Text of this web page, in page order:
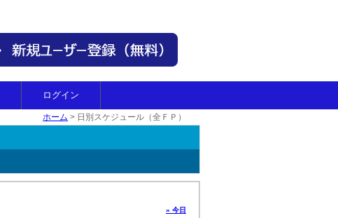
ログイン
ホーム > 日別スケジュール（全ＦＰ）
» 今日